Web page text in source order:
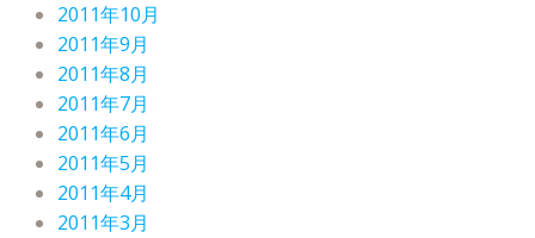
2011年10月
2011年9月
2011年8月
2011年7月
2011年6月
2011年5月
2011年4月
2011年3月